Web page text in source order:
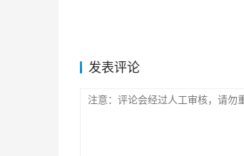
发表评论